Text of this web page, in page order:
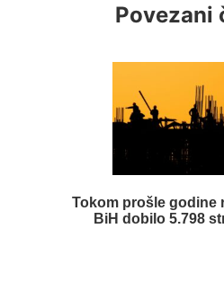
Povezani
Tokom prošle godine
BiH dobilo 5.798